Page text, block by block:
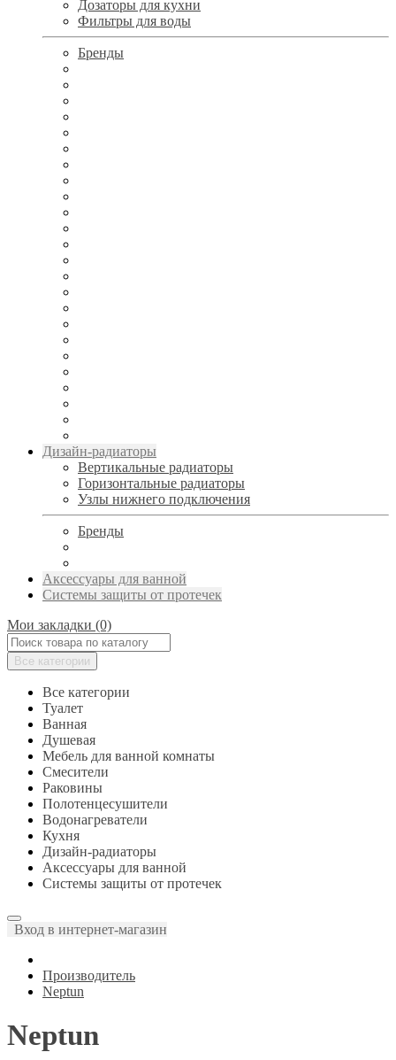
Дозаторы для кухни
Фильтры для воды
Бренды
Дизайн-радиаторы
Вертикальные радиаторы
Горизонтальные радиаторы
Узлы нижнего подключения
Бренды
Аксессуары для ванной
Системы защиты от протечек
Мои закладки (0)
Все категории
Все категории
Туалет
Ванная
Душевая
Мебель для ванной комнаты
Смесители
Раковины
Полотенцесушители
Водонагреватели
Кухня
Дизайн-радиаторы
Аксессуары для ванной
Системы защиты от протечек
Вход в интернет-магазин
Производитель
Neptun
Neptun